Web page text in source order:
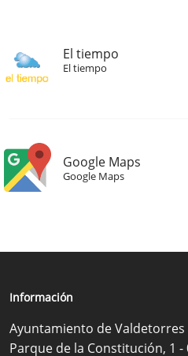
El tiempo
El tiempo
Google Maps
Google Maps
Información
Ayuntamiento de Valdetorres
Parque de la Constitución, 1